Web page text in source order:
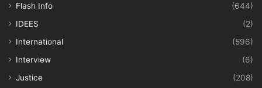
Flash Info
(644)
IDEES
(2)
International
(596)
Interview
(6)
Justice
(208)